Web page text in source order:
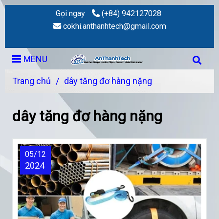
Gọi ngay
(+84) 942127028
cokhi.anthanhtech@gmail.com
MENU
Trang chủ / dây tăng đơ hàng nặng
dây tăng đơ hàng nặng
05/12
2024